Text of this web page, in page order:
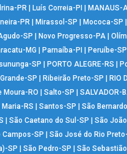
PR| Luís Correia-PI MANAUS-
PR
Mirassol-SP Mococa-SP
SP
Novo Progresso-PA |
MG Parnaíba-PI Peruíbe-SP
SP
PORTO ALEGRE-RS
SP
Ribeirão Preto-SP RIO
Moura-RO
Salto-SP SALVADOR-
RS |Santos-SP |São
|São Caetano do Sul-SP |São
Campos-SP
|São José do Rio
SP
|São Pedro-SP |São